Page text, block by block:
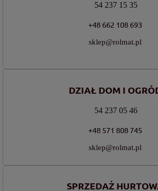
54 237 15 35
+48 662 108 693
sklep@rolmat.pl
DZIAŁ DOM I
54 237 05 46
+48 571 808 745
sklep@rolmat.pl
SPRZEDAŻ